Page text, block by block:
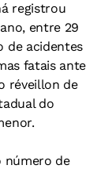
registrou
entre 29
de acidentes
fatais ante
réveillon de
do
número de